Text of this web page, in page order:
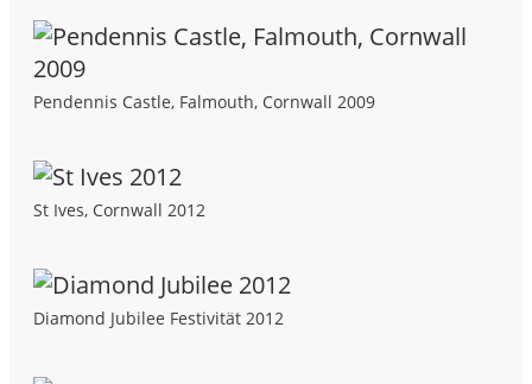
Pendennis Castle, Falmouth, Cornwall 2009
St Ives, Cornwall 2012
Diamond Jubilee Festivität 2012